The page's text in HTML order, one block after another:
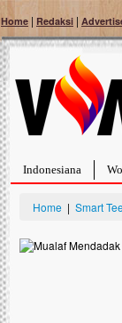
Home | Redaksi |
Indonesiana
Home | Smart